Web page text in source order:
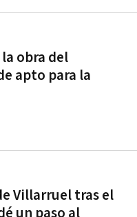
obra del
apto para la
Villarruel tras el
un paso al